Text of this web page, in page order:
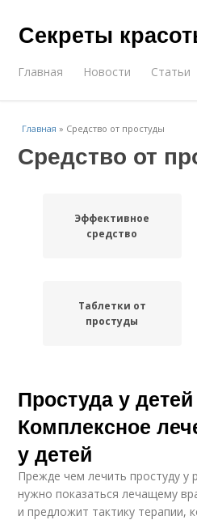
Секреты
Главная Новости Статьи
Главная » Средство от простуды
Средство от
Эффективное
средство
Таблетки от
простуды
Ударное средство
Грипп от обычной
простуды
Простуда у
Комплексное
у детей
Прежде чем лечить простуду у
нужно показаться лечащему
и предложит тактику терапии,